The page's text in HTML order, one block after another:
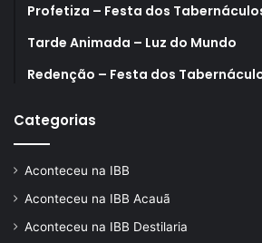
Profetiza – Festa dos
Tarde Animada – Luz do Mundo
Redenção – Festa dos
Categorias
Aconteceu na IBB
Aconteceu na IBB Acauã
Aconteceu na IBB Destilaria